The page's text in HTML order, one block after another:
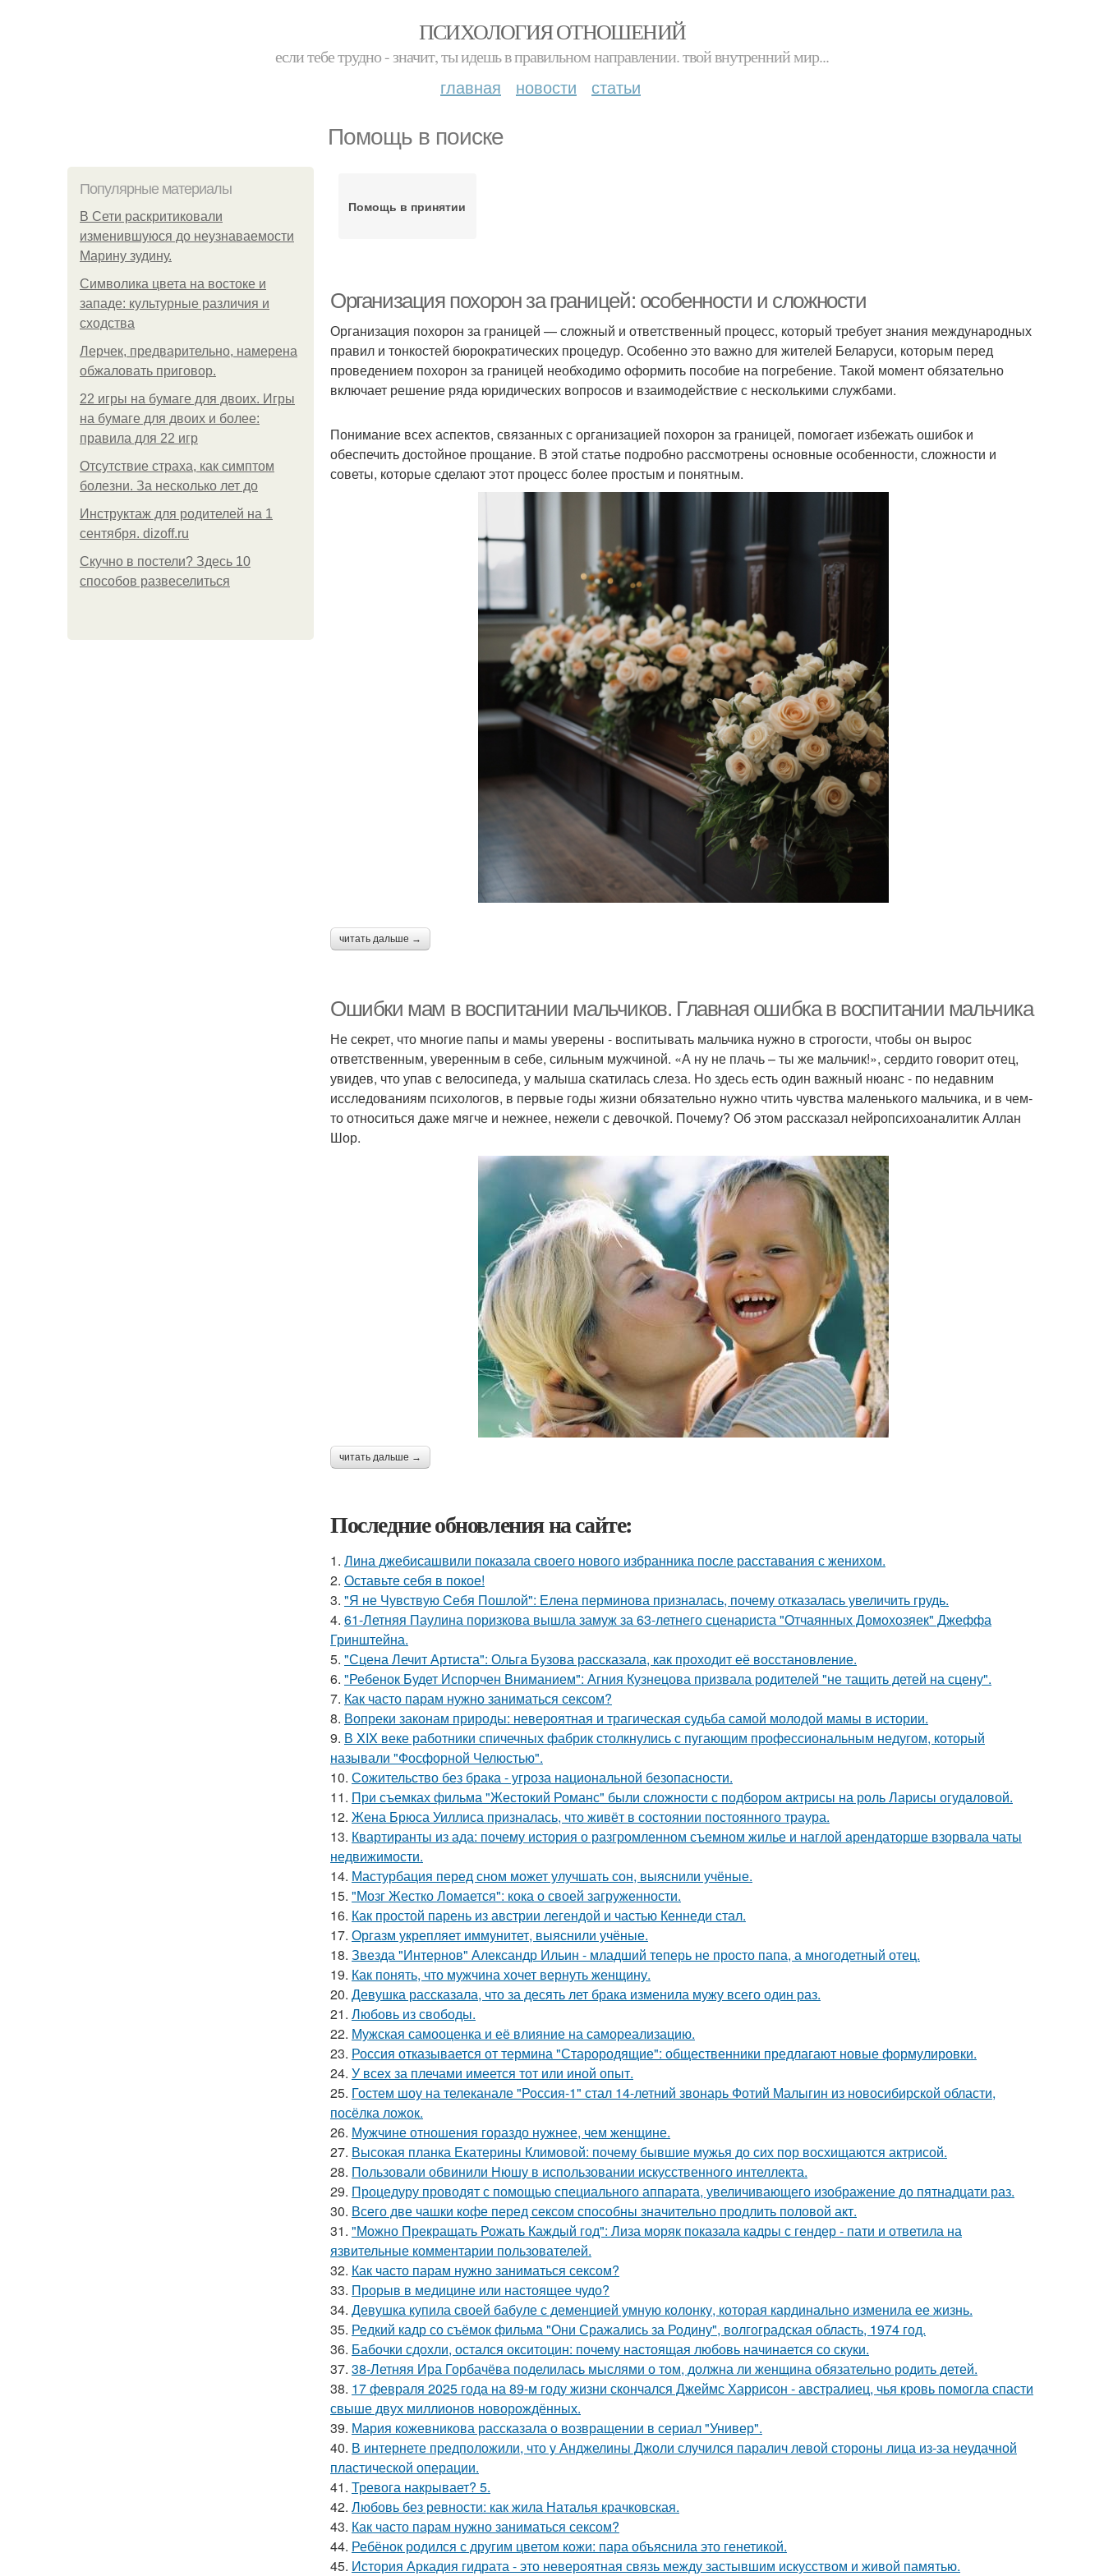
ПСИХОЛОГИЯ ОТНОШЕНИЙ
если тебе трудно - значит, ты идешь в правильном направлении. твой внутренний мир...
главная новости статьи
Помощь в поиске
Популярные материалы
В Сети раскритиковали
изменившуюся до неузнаваемости
Марину зудину.
Символика цвета на востоке и
западе: культурные различия и
сходства
Лерчек, предварительно, намерена
обжаловать приговор.
22 игры на бумаге для двоих. Игры
на бумаге для двоих и более:
правила для 22 игр
Отсутствие страха, как симптом
болезни. За несколько лет до
Инструктаж для родителей на 1
сентября. dizoff.ru
Скучно в постели? Здесь 10
способов развеселиться
Помощь в принятии
Организация похорон за границей: особенности и сложности
Организация похорон за границей — сложный и ответственный процесс, который требует знания международных
правил и тонкостей бюрократических процедур. Особенно это важно для жителей Беларуси, которым перед
проведением похорон за границей необходимо оформить пособие на погребение. Такой момент обязательно
включает решение ряда юридических вопросов и взаимодействие с несколькими службами.
Понимание всех аспектов, связанных с организацией похорон за границей, помогает избежать ошибок и
обеспечить достойное прощание. В этой статье подробно рассмотрены основные особенности, сложности и
советы, которые сделают этот процесс более простым и понятным.
читать дальше →
Ошибки мам в воспитании мальчиков. Главная ошибка в воспитании мальчика
Не секрет, что многие папы и мамы уверены - воспитывать мальчика нужно в строгости, чтобы он вырос
ответственным, уверенным в себе, сильным мужчиной. «А ну не плачь – ты же мальчик!», сердито говорит отец,
увидев, что упав с велосипеда, у малыша скатилась слеза. Но здесь есть один важный нюанс - по недавним
исследованиям психологов, в первые годы жизни обязательно нужно чтить чувства маленького мальчика, и в чем-
то относиться даже мягче и нежнее, нежели с девочкой. Почему? Об этом рассказал нейропсихоаналитик Аллан
Шор.
читать дальше →
Последние обновления на сайте:
1. Лина джебисашвили показала своего нового избранника после расставания с женихом.
2. Оставьте себя в покое!
3. "Я не Чувствую Себя Пошлой": Елена перминова призналась, почему отказалась увеличить грудь.
4. 61-Летняя Паулина поризкова вышла замуж за 63-летнего сценариста "Отчаянных Домохозяек" Джеффа
Гринштейна.
5. "Сцена Лечит Артиста": Ольга Бузова рассказала, как проходит её восстановление.
6. "Ребенок Будет Испорчен Вниманием": Агния Кузнецова призвала родителей "не тащить детей на сцену".
7. Как часто парам нужно заниматься сексом?
8. Вопреки законам природы: невероятная и трагическая судьба самой молодой мамы в истории.
9. В XIX веке работники спичечных фабрик столкнулись с пугающим профессиональным недугом, который
называли "Фосфорной Челюстью".
10. Сожительство без брака - угроза национальной безопасности.
11. При съемках фильма "Жестокий Романс" были сложности с подбором актрисы на роль Ларисы огудаловой.
12. Жена Брюса Уиллиса призналась, что живёт в состоянии постоянного траура.
13. Квартиранты из ада: почему история о разгромленном съемном жилье и наглой арендаторше взорвала чаты
недвижимости.
14. Мастурбация перед сном может улучшать сон, выяснили учёные.
15. "Мозг Жестко Ломается": кока о своей загруженности.
16. Как простой парень из австрии легендой и частью Кеннеди стал.
17. Оргазм укрепляет иммунитет, выяснили учёные.
18. Звезда "Интернов" Александр Ильин - младший теперь не просто папа, а многодетный отец.
19. Как понять, что мужчина хочет вернуть женщину.
20. Девушка рассказала, что за десять лет брака изменила мужу всего один раз.
21. Любовь из свободы.
22. Мужская самооценка и её влияние на самореализацию.
23. Россия отказывается от термина "Старородящие": общественники предлагают новые формулировки.
24. У всех за плечами имеется тот или иной опыт.
25. Гостем шоу на телеканале "Россия-1" стал 14-летний звонарь Фотий Малыгин из новосибирской области,
посёлка ложок.
26. Мужчине отношения гораздо нужнее, чем женщине.
27. Высокая планка Екатерины Климовой: почему бывшие мужья до сих пор восхищаются актрисой.
28. Пользовали обвинили Нюшу в использовании искусственного интеллекта.
29. Процедуру проводят с помощью специального аппарата, увеличивающего изображение до пятнадцати раз.
30. Всего две чашки кофе перед сексом способны значительно продлить половой акт.
31. "Можно Прекращать Рожать Каждый год": Лиза моряк показала кадры с гендер - пати и ответила на
язвительные комментарии пользователей.
32. Как часто парам нужно заниматься сексом?
33. Прорыв в медицине или настоящее чудо?
34. Девушка купила своей бабуле с деменцией умную колонку, которая кардинально изменила ее жизнь.
35. Редкий кадр со съёмок фильма "Они Сражались за Родину", волгоградская область, 1974 год.
36. Бабочки сдохли, остался окситоцин: почему настоящая любовь начинается со скуки.
37. 38-Летняя Ира Горбачёва поделилась мыслями о том, должна ли женщина обязательно родить детей.
38. 17 февраля 2025 года на 89-м году жизни скончался Джеймс Харрисон - австралиец, чья кровь помогла спасти
свыше двух миллионов новорождённых.
39. Мария кожевникова рассказала о возвращении в сериал "Универ".
40. В интернете предположили, что у Анджелины Джоли случился паралич левой стороны лица из-за неудачной
пластической операции.
41. Тревога накрывает? 5.
42. Любовь без ревности: как жила Наталья крачковская.
43. Как часто парам нужно заниматься сексом?
44. Ребёнок родился с другим цветом кожи: пара объяснила это генетикой.
45. История Аркадия гидрата - это невероятная связь между застывшим искусством и живой памятью.